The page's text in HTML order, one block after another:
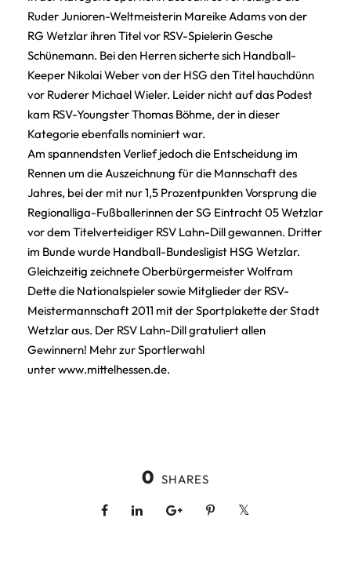
Ruder Junioren-Weltmeisterin Mareike Adams von der
RG Wetzlar ihren Titel vor RSV-Spielerin Gesche
Schünemann. Bei den Herren sicherte sich Handball-
Keeper Nikolai Weber von der HSG den Titel hauchdünn
vor Ruderer Michael Wieler. Leider nicht auf das Podest
kam RSV-Youngster Thomas Böhme, der in dieser
Kategorie ebenfalls nominiert war.
Am spannendsten Verlief jedoch die Entscheidung im
Rennen um die Auszeichnung für die Mannschaft des
Jahres, bei der mit nur 1,5 Prozentpunkten Vorsprung die
Regionalliga-Fußballerinnen der SG Eintracht 05 Wetzlar
vor dem Titelverteidiger RSV Lahn-Dill gewannen. Dritter
im Bunde wurde Handball-Bundesligist HSG Wetzlar.
Gleichzeitig zeichnete Oberbürgermeister Wolfram
Dette die Nationalspieler sowie Mitglieder der RSV-
Meistermannschaft 2011 mit der Sportplakette der Stadt
Wetzlar aus. Der RSV Lahn-Dill gratuliert allen
Gewinnern! Mehr zur Sportlerwahl
unterwww.mittelhessen.de.
0 SHARES